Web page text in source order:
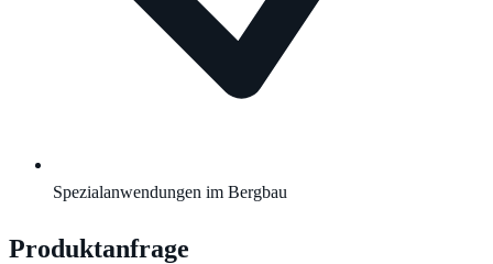
Spezialanwendungen im Bergbau
Produktanfrage